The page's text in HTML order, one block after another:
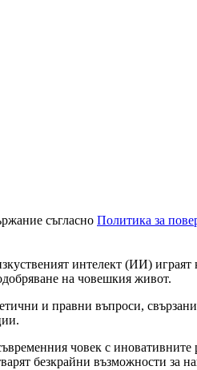
съгласно Политика за
интелект (ИИ)
на човешкия живот.
и правни въпроси,
човек с
безкрайни възможности за